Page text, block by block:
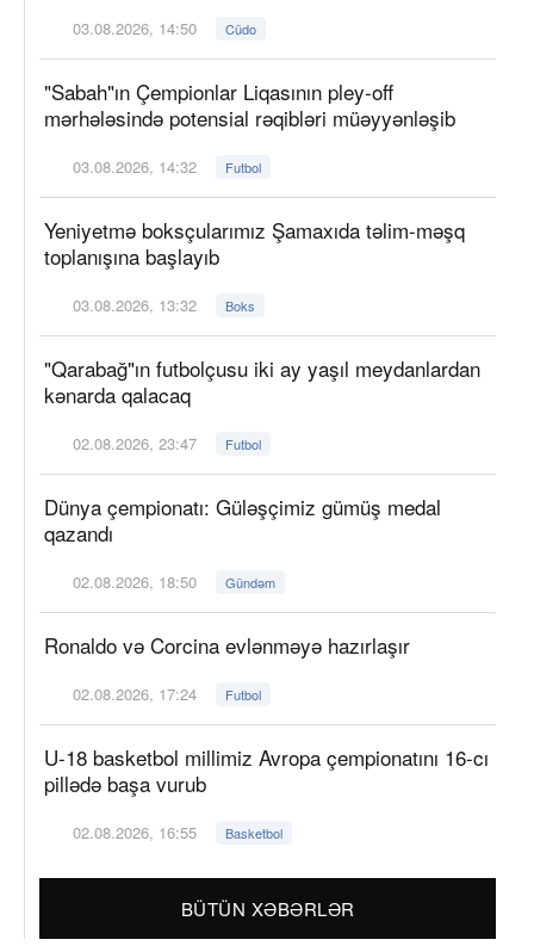
03.08.2026, 14:50 Cüdo
"Sabah"ın Çempionlar Liqasının pley-off
mərhələsində potensial rəqibləri müəyyənləşib
03.08.2026, 14:32 Futbol
Yeniyetmə boksçularımız Şamaxıda təlim-məşq
toplanışına başlayıb
03.08.2026, 13:32 Boks
"Qarabağ"ın futbolçusu iki ay yaşıl meydanlardan
kənarda qalacaq
02.08.2026, 23:47 Futbol
Dünya çempionatı: Güləşçimiz gümüş medal
qazandı
02.08.2026, 18:50 Gündəm
Ronaldo və Corcina evlənməyə hazırlaşır
02.08.2026, 17:24 Futbol
U-18 basketbol millimiz Avropa çempionatını 16-cı
pillədə başa vurub
02.08.2026, 16:55 Basketbol
BÜTÜN XƏBƏRLƏR